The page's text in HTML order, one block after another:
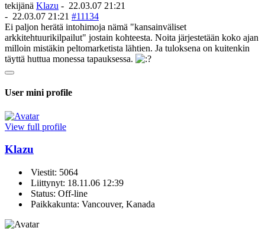
tekijänä Klazu - 22.03.07 21:21
- 22.03.07 21:21 #11134
Ei paljon herätä intohimoja nämä "kansainväliset
arkkitehtuurikilpailut" jostain kohteesta. Noita järjestetään koko ajan
milloin mistäkin peltomarketista lähtien. Ja tuloksena on kuitenkin
täyttä huttua monessa tapauksessa.
User mini profile
View full profile
Klazu
Viestit: 5064
Liittynyt: 18.11.06 12:39
Status: Off-line
Paikkakunta: Vancouver, Kanada